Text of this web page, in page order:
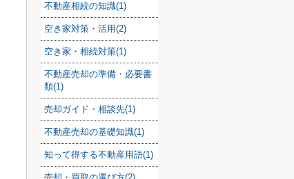
不動産相続の知識(1)
空き家対策・活用(2)
空き家・相続対策(1)
不動産売却の準備・必要書
類(1)
売却ガイド・相談先(1)
不動産売却の基礎知識(1)
知って得する不動産用語(1)